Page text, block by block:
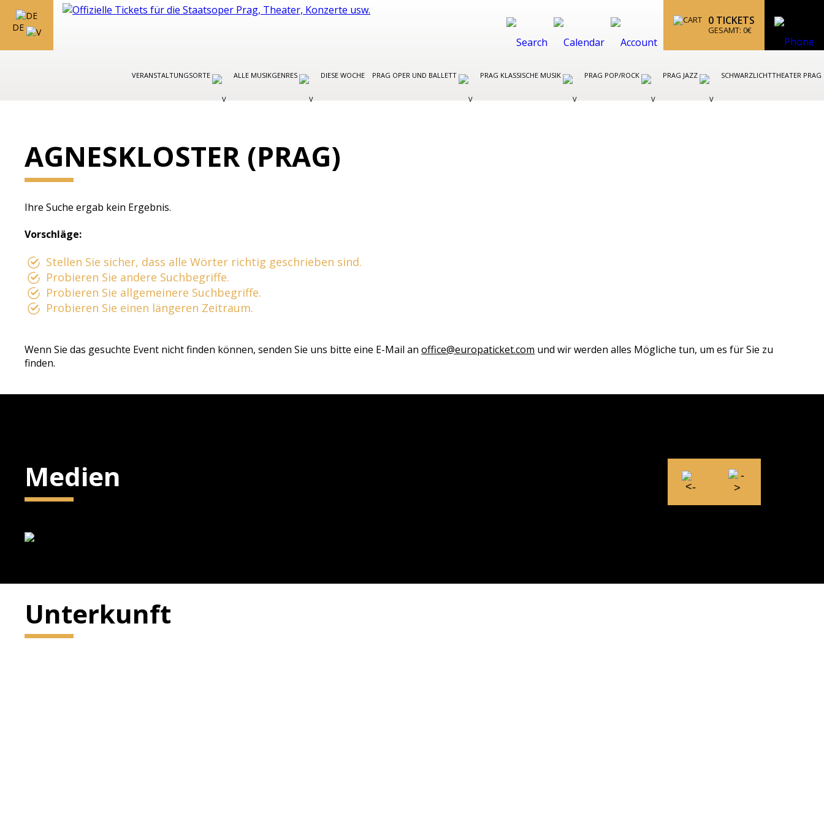
DE
0 TICKETS
GESAMT: 0€
VERANSTALTUNGSORTE ALLE MUSIKGENRES DIESE WOCHE PRAG OPER UND BALLETT PRAG KLASSISCHE MUSIK PRAG POP/ROCK PRAG JAZZ SCHWARZLICHTTHEATER PRAG
AGNESKLOSTER (PRAG)
Ihre Suche ergab kein Ergebnis.
Vorschläge:
Stellen Sie sicher, dass alle Wörter richtig geschrieben sind.
Probieren Sie andere Suchbegriffe.
Probieren Sie allgemeinere Suchbegriffe.
Probieren Sie einen längeren Zeitraum.
Wenn Sie das gesuchte Event nicht finden können, senden Sie uns bitte eine E-Mail anoffice@europaticket.com und wir werden alles Mögliche tun, um es für Sie zu
finden.
Medien
Unterkunft